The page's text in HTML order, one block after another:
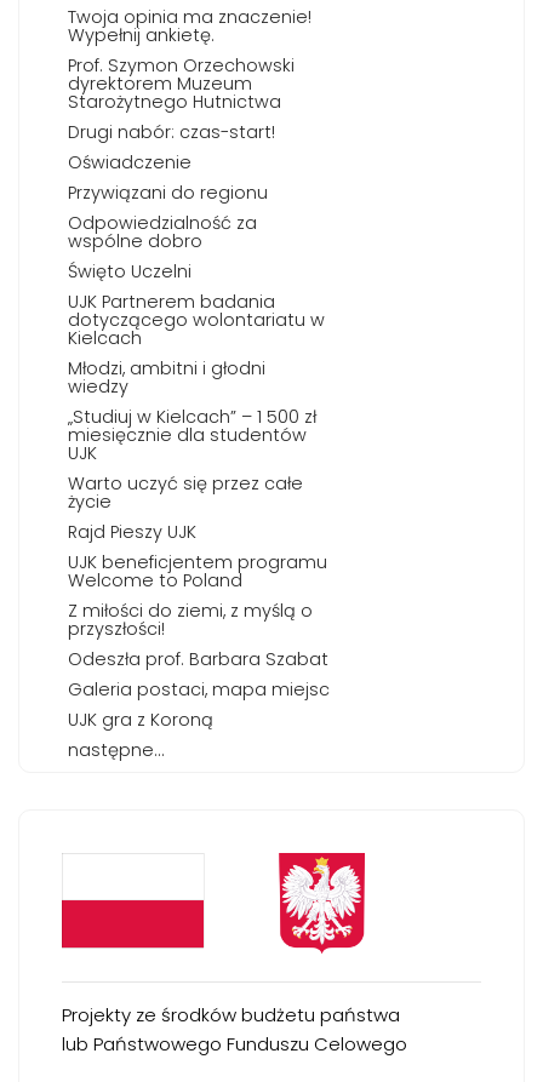
Twoja opinia ma znaczenie!
Wypełnij ankietę.
Prof. Szymon Orzechowski
dyrektorem Muzeum
Starożytnego Hutnictwa
Drugi nabór: czas-start!
Oświadczenie
Przywiązani do regionu
Odpowiedzialność za
wspólne dobro
Święto Uczelni
UJK Partnerem badania
dotyczącego wolontariatu w
Kielcach
Młodzi, ambitni i głodni
wiedzy
„Studiuj w Kielcach” – 1 500 zł
miesięcznie dla studentów
UJK
Warto uczyć się przez całe
życie
Rajd Pieszy UJK
UJK beneficjentem programu
Welcome to Poland
Z miłości do ziemi, z myślą o
przyszłości!
Odeszła prof. Barbara Szabat
Galeria postaci, mapa miejsc
UJK gra z Koroną
następne...
Projekty ze środków budżetu państwa
lub Państwowego Funduszu Celowego